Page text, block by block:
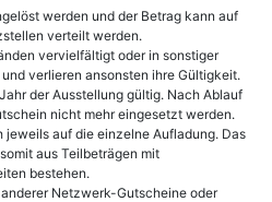
werden und der Betrag kann auf
verteilt werden.
vervielfältigt oder in sonstiger
verlieren ansonsten ihre Gültigkeit.
der Ausstellung gültig. Nach Ablauf
nicht mehr eingesetzt werden.
auf die einzelne Aufladung. Das
aus Teilbeträgen mit
bestehen.
Netzwerk-Gutscheine oder